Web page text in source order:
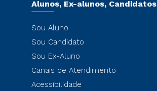
Alunos, Ex-alunos, Candidatos
Sou Aluno
Sou Candidato
Sou Ex-Aluno
Canais de Atendimento
Acessibilidade